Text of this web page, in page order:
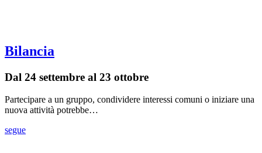
Bilancia
Dal 24 settembre al 23 ottobre
Partecipare a un gruppo, condividere interessi comuni o iniziare una
nuova attività potrebbe…
segue